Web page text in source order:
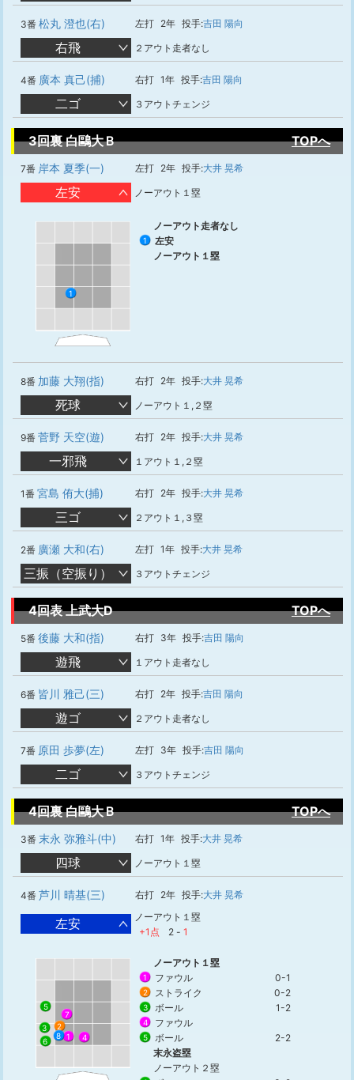
3番 松丸 澄也(右) 左打 2年 投手:吉田 陽向
右飛 ２アウト走者なし
4番 廣本 真己(捕) 右打 1年 投手:吉田 陽向
二ゴ ３アウトチェンジ
3回裏 白鷗大Ｂ TOPへ
7番 岸本 夏季(一) 左打 2年 投手:大井 晃希
左安 ノーアウト１塁
1
ノーアウト走者なし
1
左安
ノーアウト１塁
8番 加藤 大翔(指) 右打 2年 投手:大井 晃希
死球 ノーアウト１,２塁
9番 菅野 天空(遊) 右打 2年 投手:大井 晃希
一邪飛 １アウト１,２塁
1番 宮島 侑大(捕) 右打 2年 投手:大井 晃希
三ゴ ２アウト１,３塁
2番 廣瀬 大和(右) 左打 1年 投手:大井 晃希
三振（空振り） ３アウトチェンジ
4回表 上武大D TOPへ
5番 後藤 大和(指) 右打 3年 投手:吉田 陽向
遊飛 １アウト走者なし
6番 皆川 雅己(三) 右打 2年 投手:吉田 陽向
遊ゴ ２アウト走者なし
7番 原田 歩夢(左) 左打 3年 投手:吉田 陽向
二ゴ ３アウトチェンジ
4回裏 白鷗大Ｂ TOPへ
3番 末永 弥雅斗(中) 右打 1年 投手:大井 晃希
四球 ノーアウト１塁
4番 芦川 晴基(三) 右打 2年 投手:大井 晃希
左安
ノーアウト１塁
+1点
2 - 1
1
2
3
4
5
6
7
8
ノーアウト１塁
1 ファウル 0-1
2 ストライク 0-2
3 ボール 1-2
4 ファウル
5 ボール
2-2
末永盗塁
ノーアウト２塁